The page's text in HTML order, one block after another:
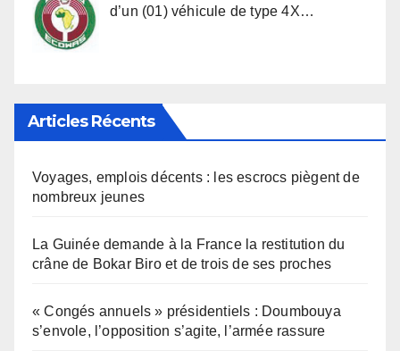
d’un (01) véhicule de type 4X…
Articles Récents
Voyages, emplois décents : les escrocs piègent de
nombreux jeunes
La Guinée demande à la France la restitution du
crâne de Bokar Biro et de trois de ses proches
« Congés annuels » présidentiels : Doumbouya
s’envole, l’opposition s’agite, l’armée rassure